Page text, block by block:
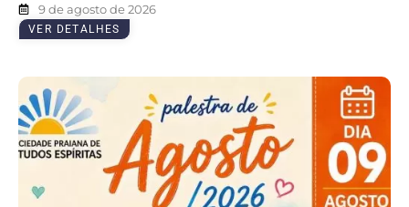
9 de agosto de 2026
VER DETALHES